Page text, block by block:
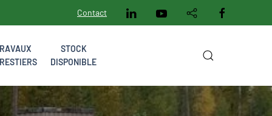
Contact
STOCK
DISPONIBLE